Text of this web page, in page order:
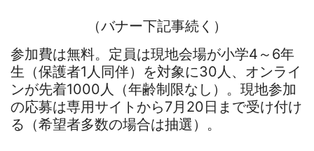
（バナー下記事続く）
参加費は無料。定員は現地会場が小学4～6年
生（保護者1人同伴）を対象に30人、オンライ
ンが先着1000人（年齢制限なし）。現地参加
の応募は専用サイトから7月20日まで受け付け
る（希望者多数の場合は抽選）。